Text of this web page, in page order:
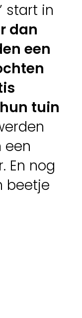
start in
dan
een
tuin
een
En nog
beetje